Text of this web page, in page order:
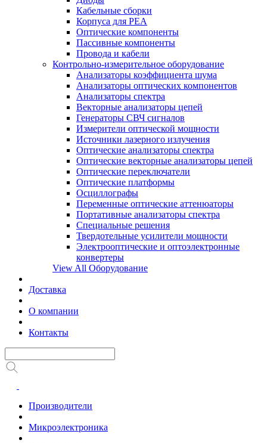
Кабельные сборки
Корпуса для РЕА
Оптические компоненты
Пассивные компоненты
Провода и кабели
Контрольно-измерительное оборудование
Анализаторы коэффициента шума
Анализаторы оптических компонентов
Анализаторы спектра
Векторные анализаторы цепей
Генераторы СВЧ сигналов
Измерители оптической мощности
Источники лазерного излучения
Оптические анализаторы спектра
Оптические векторные анализаторы цепей
Оптические переключатели
Оптические платформы
Осциллографы
Переменные оптические аттенюаторы
Портативные анализаторы спектра
Специальные решения
Твердотельные усилители мощности
Электрооптические и оптоэлектронные
конвертеры
View All Оборудование
Доставка
О компании
Контакты
Производители
Микроэлектроника